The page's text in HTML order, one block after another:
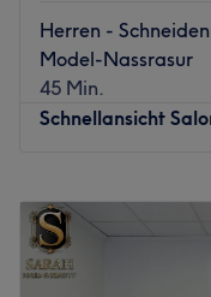
Herren -
Model-Nassrasur
45 Min.
Schnellansicht
Dienstag
Mittwoch
Donnerstag